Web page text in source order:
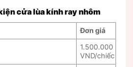
cửa lùa kính ray nhôm
Đơn giá
1.500.000
VND/chiếc